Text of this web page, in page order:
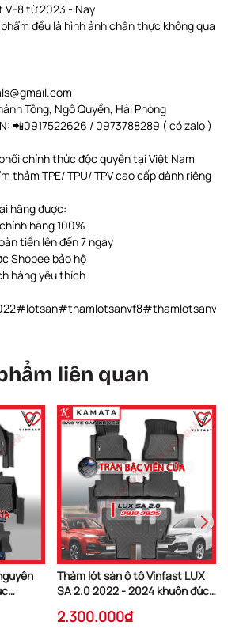
VF8 từ 2023 - Nay
đều là hình ảnh chân thực không qua
Tông, Ngô Quyền, Hải Phòng
📲0917522626 / 0973788289 ( có zalo )
chính thức độc quyền tại Việt Nam
thảm TPE/ TPU/ TPV cao cấp dành riêng
hãng được:
hãng 100%
tiền lên đến 7 ngày
Shopee bảo hộ
hàng yêu thích
liên quan
Thảm lót sàn ô tô Vinfast LUX
SA 2.0 2022 - 2024 khuôn đúc
2.300.000₫